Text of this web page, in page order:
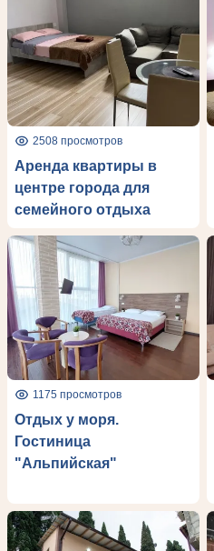
2508 просмотров
Аренда квартиры в
центре города для
семейного отдыха
1175 просмотров
Отдых у моря.
Гостиница
"Альпийская"